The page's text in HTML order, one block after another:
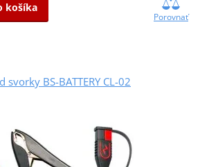
košíka
Porovnať
svorky BS-BATTERY CL-02